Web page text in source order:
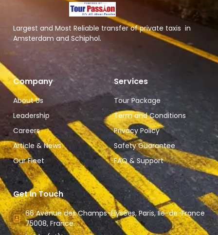
Largest and Most Reliable transfer of private taxis in
Amsterdam and Schiphol.
Company
About Us
Leadership
Careers
Article & News
Our Fleet
Services
Tour Package
Term and Conditions
Privacy Policy
Safety Guarantee
FAQ & Support
Get In Touch
66 Avenue des Champs-Élysées, Paris, Ile-de-France
75008, France.